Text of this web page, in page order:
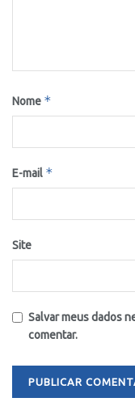
Nome *
E-mail *
Site
Salvar meus dados
comentar.